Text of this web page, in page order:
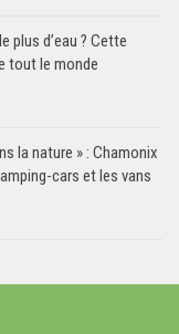
plus d’eau ? Cette
tout le monde
la nature » : Chamonix
cars et les vans